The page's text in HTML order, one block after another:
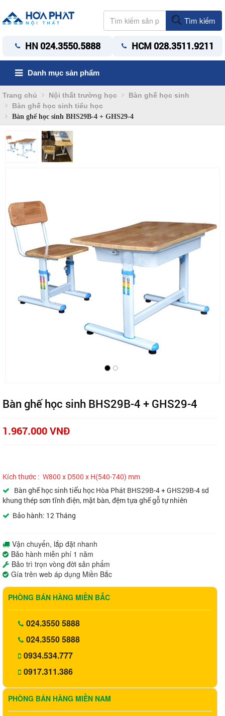
Tìm kiếm
HN 024.3550.5888 HCM 028.3511.9211
Danh mục sản phẩm
Trang chủ Nội thất trường học
Bàn ghế học sinh
Bàn ghế học sinh tiểu học
Bàn ghế học sinh BHS29B-4 + GHS29-4
Bàn ghế học sinh BHS29B-4 + GHS29-4
1.967.000 VNĐ
Kích thước : W800 x D500 x H(540-740) mm
Bàn ghế học sinh tiểu học Hòa Phát BHS29B-4 + GHS29B-4 sd
khung thép sơn tĩnh điện, mặt bàn, đệm tựa ghế gỗ tự nhiên
Bảo hành: 12 Tháng
Vận chuyển, lắp đặt nhanh
Bảo hành miễn phí 1 năm
Bảo trì trọn vòng đời sản phẩm
Gía trên web áp dụng Miền Bắc
PHÒNG BÁN HÀNG MIỀN BẮC
024.3550 5888
024.3550 5888
0934.534.777
0917.311.386
PHÒNG BÁN HÀNG MIỀN NAM